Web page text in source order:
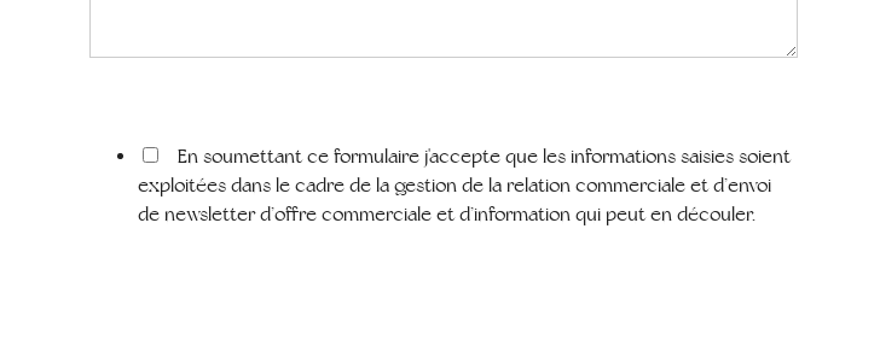
En soumettant ce formulaire j'accepte que les informations saisies soient
exploitées dans le cadre de la gestion de la relation commerciale et d’envoi
de newsletter d’offre commerciale et d’information qui peut en découler.